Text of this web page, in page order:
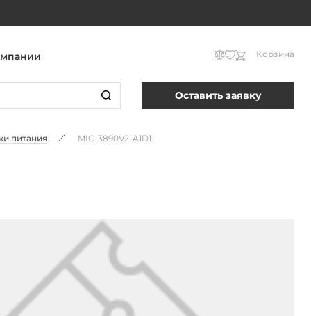
Корзина
Оставить заявку
питания MIC-3890V2-A1D1